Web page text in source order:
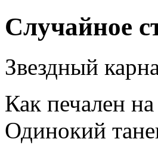
Случайное
Звездный
Как печален
Одинокий